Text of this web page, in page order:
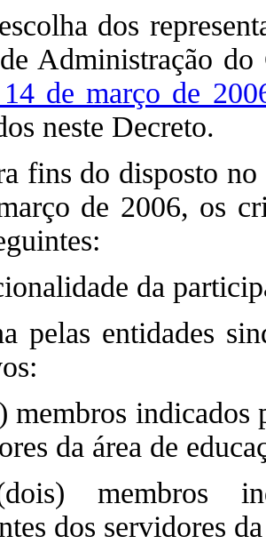
dos
Administração
de março de
neste Decreto.
fins do disposto
de 2006, os
da
pelas entidades
membros indicados
da área de
membros
dos servidores